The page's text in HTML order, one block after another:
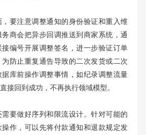
注意调整通知的身份验证和重入维
商会把异步回调推送到商家系统，通
编号开展调整签名，进一步验证订单
防止重复通告导致的二次发货或二次
库前操作调整事情，如纪录调整流量
接回到成功，不再执行领域模型。
做好序列和限流设计。针对可能的
作，可以先将付款通知和退款规定发